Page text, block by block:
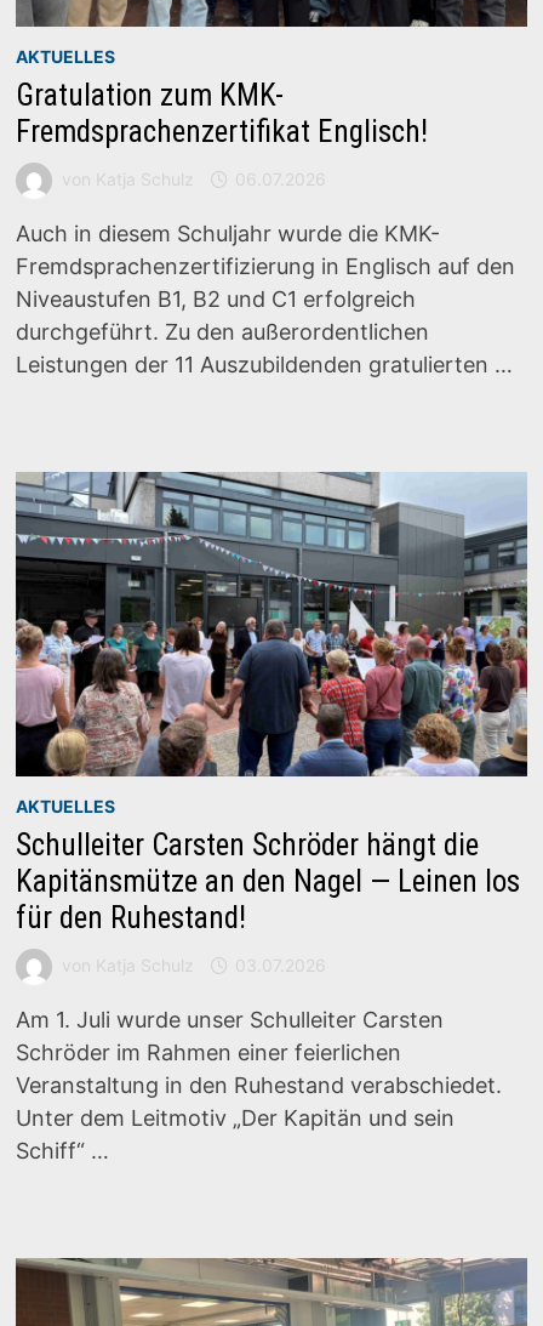
AKTUELLES
Gratulation zum KMK-
Fremdsprachenzertifikat Englisch!
von Katja Schulz 06.07.2026
Auch in diesem Schuljahr wurde die KMK-
Fremdsprachenzertifizierung in Englisch auf den
Niveaustufen B1, B2 und C1 erfolgreich
durchgeführt. Zu den außerordentlichen
Leistungen der 11 Auszubildenden gratulierten …
AKTUELLES
Schulleiter Carsten Schröder hängt die
Kapitänsmütze an den Nagel — Leinen los
für den Ruhestand!
von Katja Schulz 03.07.2026
Am 1. Juli wurde unser Schulleiter Carsten
Schröder im Rahmen einer feierlichen
Veranstaltung in den Ruhestand verabschiedet.
Unter dem Leitmotiv „Der Kapitän und sein
Schiff“ …